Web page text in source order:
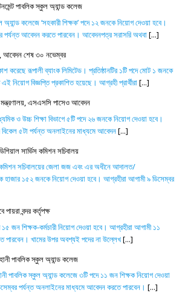
পাবলিক স্কুল অ্যান্ড কলেজ
অ্যান্ড কলেজে ‘সহকারী শিক্ষক’ পদে ১২ জনকে নিয়োগ দেওয়া হবে।
পর্যন্ত আবেদন করতে পারবেন। আবেদনপত্র সরাসরি অথবা[...]
আবেদন শেষ ৩০ নভেম্বর
করেছে রূপালী ব্যাংক লিমিটেড। প্রতিষ্ঠানটির ১টি পদে মোট ১ জনকে
নিয়োগ বিজ্ঞপ্তি প্রকাশিত হয়েছে। আগ্রহী প্রার্থীরা[...]
মন্ত্রণালয়, এসএসসি পাসেও আবেদন
ও উচ্চ শিক্ষা বিভাগে ৫টি পদে ২৬ জনকে নিয়োগ দেওয়া হবে।
৫টা পর্যন্ত অনলাইনের মাধ্যমে আবেদন[...]
সার্ভিস কমিশন সচিবালয়
কমিশন সচিবালয়ের জেলা জজ এবং এর অধীনে আদালত/
হাজার ১৫২ জনকে নিয়োগ দেওয়া হবে। আগ্রহীরা আগামী ৯ ডিসেম্বর
পায়রা বন্দর কর্তৃপক্ষ
১৫ জন শিক্ষক-কর্মচারী নিয়োগ দেওয়া হবে। আগ্রহীরা আগামী ১১
পারবেন। খামের উপর অবশ্যই পদের না উল্লেখ[...]
পাবলিক স্কুল অ্যান্ড কলেজ
পাবলিক স্কুল অ্যান্ড কলেজে ৩টি পদে ১১ জন শিক্ষক নিয়োগ দেওয়া
পর্যন্ত অনলাইনের মাধ্যমে আবেদন করতে পারবেন। [...]